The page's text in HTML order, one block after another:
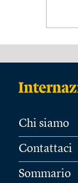
Chi siamo
Contattaci
Sommario